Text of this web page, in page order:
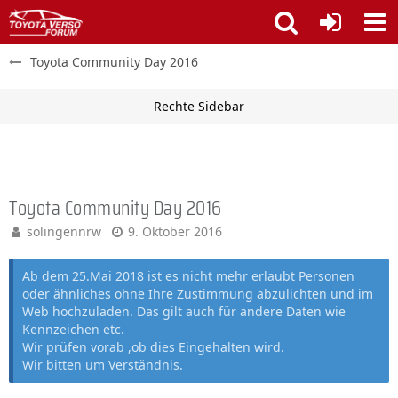
Toyota Community Day 2016
Toyota Community Day 2016
solingennrw 9. Oktober 2016
Ab dem 25.Mai 2018 ist es nicht mehr erlaubt Personen
oder ähnliches ohne Ihre Zustimmung abzulichten und im
Web hochzuladen. Das gilt auch für andere Daten wie
Kennzeichen etc.
Wir prüfen vorab ,ob dies Eingehalten wird.
Wir bitten um Verständnis.